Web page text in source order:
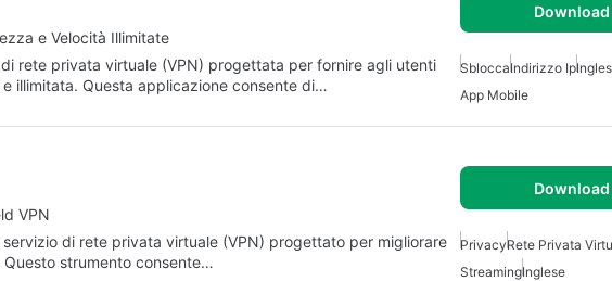
e Velocità Illimitate
rete privata virtuale (VPN) progettata per fornire agli utenti
illimitata. Questa applicazione consente di…
SbloccaIndirizzo Ip
App Mobile
VPN
servizio di rete privata virtuale (VPN) progettato per migliorare
strumento consente…
PrivacyRete Privata
StreamingInglese